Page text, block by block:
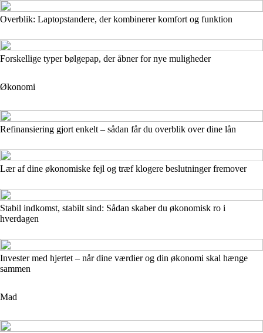
Overblik: Laptopstandere, der kombinerer komfort og funktion
Forskellige typer bølgepap, der åbner for nye muligheder
Økonomi
Refinansiering gjort enkelt – sådan får du overblik over dine lån
Lær af dine økonomiske fejl og træf klogere beslutninger fremover
Stabil indkomst, stabilt sind: Sådan skaber du økonomisk ro i
hverdagen
Invester med hjertet – når dine værdier og din økonomi skal hænge
sammen
Mad